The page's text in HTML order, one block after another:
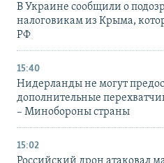
В Украине сообщили о
налоговикам из Крыма,
РФ
15:40
Нидерланды не могут
дополнительные
– Минобороны страны
15:02